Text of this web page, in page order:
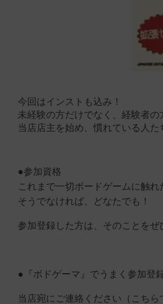
今回はインストも込み！
未経験の方だけでなく、経験者
当店店主を始め、慣れている人
●参加資格
これまで一切ボードゲームに触
そうでなければ、どなたでも！
参加登録した方は、そのことを
●『ボドゲーマ』でうまく参加登
当店宛にご連絡ください（こちら